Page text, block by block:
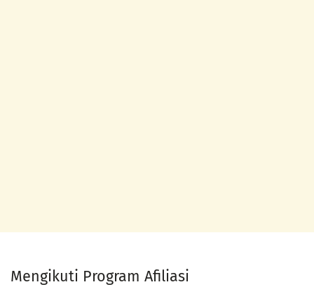
Mengikuti Program Afiliasi